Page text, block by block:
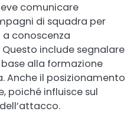
comunicare
di squadra per
conoscenza
include segnalare
alla formazione
Anche il posizionamento
poiché influisce sul